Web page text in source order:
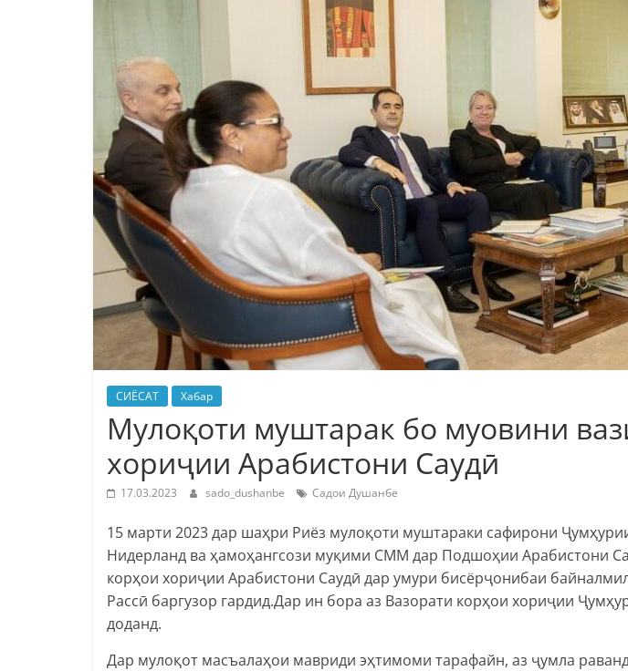
СИЁСАТ Хабар
Мулоқоти муштарак бо муовини
хориҷии Арабистони Саудӣ
17.03.2023 sado_dushanbe Садои Душанбе
15 марти 2023 дар шаҳри Риёз мулоқоти муштараки сафирони
Нидерланд ва ҳамоҳангсози муқими СММ дар Подшоҳии Арабистони
корҳои хориҷии Арабистони Саудӣ дар умури бисёрҷонибаи
Рассӣ баргузор гардид.Дар ин бора аз Вазорати корҳои хориҷии
доданд.
Дар мулоқот масъалаҳои мавриди эҳтимоми тарафайн, аз ҷумла